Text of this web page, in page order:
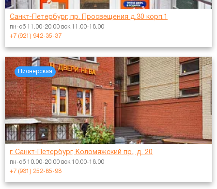
Санкт-Петербург, пр. Просвещения д.30 корп.1
пн-сб 11.00-20.00 вск 11.00-18.00
+7 (921) 942-35-37
Пионерская
г. Санкт-Петербург, Коломяжский пр., д. 20
пн-сб 10.00-20.00 вск 10.00-18.00
+7 (931) 252-85-98